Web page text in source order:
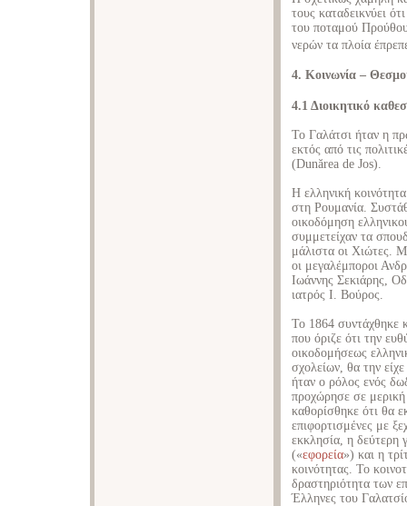
τους καταδεικνύει
του ποταμού
νερών τα πλοία
4. Κοινωνία –
4.1 Διοικητικό
Το Γαλάτσι ήταν η
εκτός από τις
(Dunărea de Jos).
Η ελληνική
στη Ρουμανία.
οικοδόμηση
συμμετείχαν τα
μάλιστα οι Χιώτες.
οι μεγαλέμποροι
Ιωάννης Σεκιάρης,
ιατρός Ι. Βούρος.
Το 1864 συντάχθηκε
που όριζε ότι την
οικοδομήσεως
σχολείων, θα την
ήταν ο ρόλος ενός
προχώρησε σε
καθορίσθηκε ότι θα
επιφορτισμένες με
εκκλησία, η δεύτερη
(«εφορεία») και η
κοινότητας. Το
δραστηριότητα των
Έλληνες του